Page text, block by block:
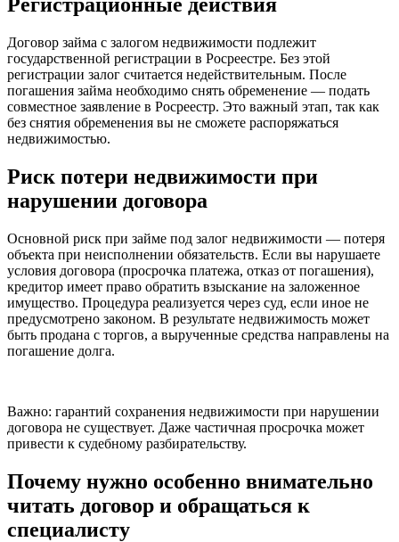
Договор займа с залогом недвижимости подлежит
государственной регистрации в Росреестре. Без этой
регистрации залог считается недействительным. После
погашения займа необходимо снять обременение — подать
совместное заявление в Росреестр. Это важный этап, так как
без снятия обременения вы не сможете распоряжаться
недвижимостью.
Риск потери недвижимости при
нарушении договора
Основной риск при займе под залог недвижимости — потеря
объекта при неисполнении обязательств. Если вы нарушаете
условия договора (просрочка платежа, отказ от погашения),
кредитор имеет право обратить взыскание на заложенное
имущество. Процедура реализуется через суд, если иное не
предусмотрено законом. В результате недвижимость может
быть продана с торгов, а вырученные средства направлены на
погашение долга.
Важно: гарантий сохранения недвижимости при нарушении
договора не существует. Даже частичная просрочка может
привести к судебному разбирательству.
Почему нужно особенно внимательно
читать договор и обращаться к
специалисту